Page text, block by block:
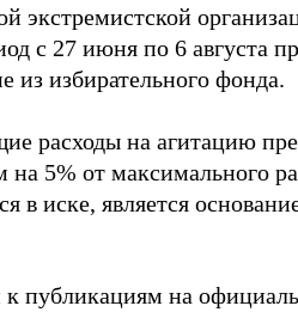
экстремистской
с 27 июня по 6 августа
из избирательного фонда.
расходы на агитацию
на 5% от максимального
в иске, является
к публикациям на